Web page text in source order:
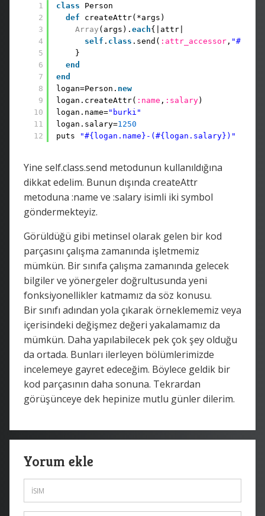
1
2
3
4
5
6
7
8
9
10
11
12
class
Person
def
createAttr(*args)
Array (args). each{|attr|
self . class .send( :attr_accessor ,
}
end
end
logan=Person. new
logan.createAttr( :name , :salary)
logan.name="burki"
logan.salary=1250
puts
"#{logan.name}-(#{logan.salary})"
Yine self.class.send metodunun kullanıldığına
dikkat edelim. Bunun dışında createAttr
metoduna :name ve :salary isimli iki symbol
göndermekteyiz.
Görüldüğü gibi metinsel olarak gelen bir kod
parçasını çalışma zamanında işletmemiz
mümkün. Bir sınıfa çalışma zamanında gelecek
bilgiler ve yönergeler doğrultusunda yeni
fonksiyonellikler katmamız da söz konusu.
Bir sınıfı adından yola çıkarak örneklememiz veya
içerisindeki değişmez değeri yakalamamız da
mümkün. Daha yapılabilecek pek çok şey olduğu
da ortada. Bunları ilerleyen bölümlerimizde
incelemeye gayret edeceğim. Böylece geldik bir
kod parçasının daha sonuna. Tekrardan
görüşünceye dek hepinize mutlu günler dilerim.
Yorum ekle